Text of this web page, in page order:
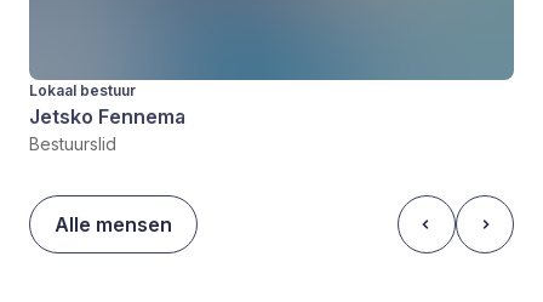
Lokaal bestuur
Jetsko Fennema
Bestuurslid
Alle mensen